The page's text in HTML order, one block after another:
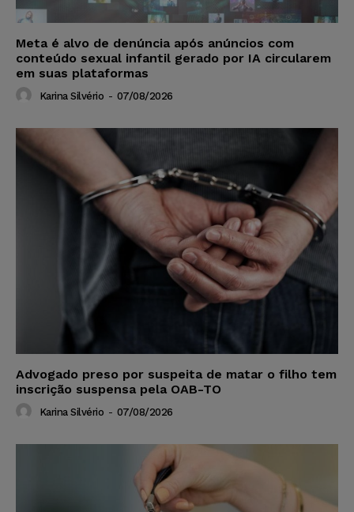
Meta é alvo de denúncia após anúncios com
conteúdo sexual infantil gerado por IA circularem
em suas plataformas
Karina Silvério - 07/08/2026
Advogado preso por suspeita de matar o filho tem
inscrição suspensa pela OAB-TO
Karina Silvério - 07/08/2026